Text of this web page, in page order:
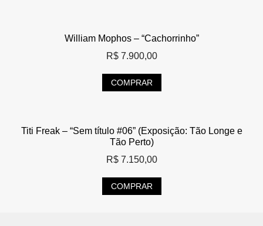
William Mophos – “Cachorrinho”
R$7.900,00
COMPRAR
Titi Freak – “Sem título #06” (Exposição: Tão Longe e
Tão Perto)
R$7.150,00
COMPRAR